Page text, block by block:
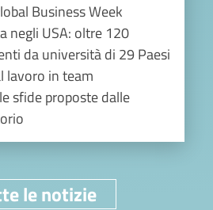
Business Week
negli USA: oltre 120
da università di 29 Paesi
lavoro in team
sfide proposte dalle
le notizie